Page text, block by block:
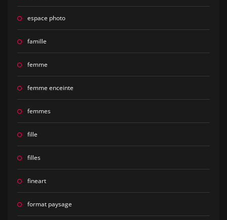
espace photo
famille
femme
femme enceinte
femmes
fille
filles
fineart
format paysage